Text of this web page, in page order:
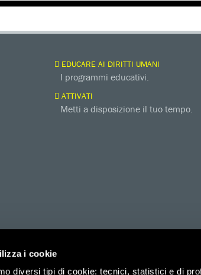
i cookie
diversi tipi di cookie: tecnici, statistici e di
EDUCARE AI DIRITTI UMANI
I programmi educativi.
ATTIVATI
Metti a disposizione il tuo tempo.